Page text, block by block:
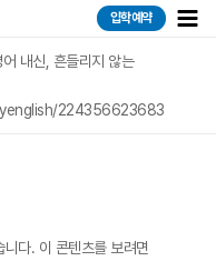
입학예약
내신, 흔들리지 않는
224356623683
다. 이 콘텐츠를 보려면